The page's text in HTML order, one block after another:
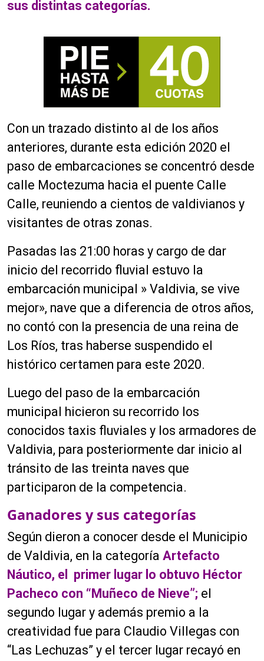
sus distintas categorías.
Con un trazado distinto al de los años
anteriores, durante esta edición 2020 el
paso de embarcaciones se concentró desde
calle Moctezuma hacia el puente Calle
Calle, reuniendo a cientos de valdivianos y
visitantes de otras zonas.
Pasadas las 21:00 horas y cargo de dar
inicio del recorrido fluvial estuvo la
embarcación municipal » Valdivia, se vive
mejor», nave que a diferencia de otros años,
no contó con la presencia de una reina de
Los Ríos, tras haberse suspendido el
histórico certamen para este 2020.
Luego del paso de la embarcación
municipal hicieron su recorrido los
conocidos taxis fluviales y los armadores de
Valdivia, para posteriormente dar inicio al
tránsito de las treinta naves que
participaron de la competencia.
Ganadores y sus categorías
Según dieron a conocer desde el Municipio
de Valdivia, en la categoría Artefacto
Náutico, el primer lugar lo obtuvo Héctor
Pacheco con “Muñeco de Nieve”; el
segundo lugar y además premio a la
creatividad fue para Claudio Villegas con
“Las Lechuzas” y el tercer lugar recayó en